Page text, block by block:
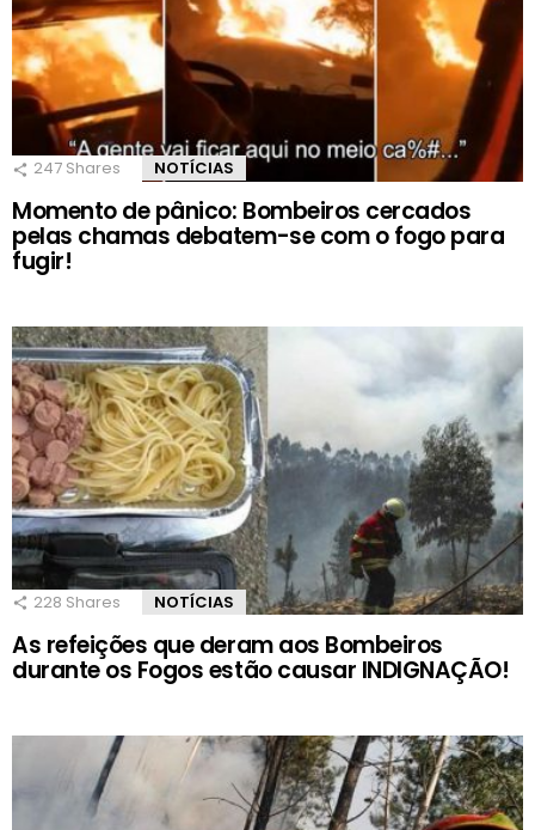
247 Shares NOTÍCIAS
Momento de pânico: Bombeiros cercados
pelas chamas debatem-se com o fogo para
fugir!
228 Shares NOTÍCIAS
As refeições que deram aos Bombeiros
durante os Fogos estão causar INDIGNAÇÃO!